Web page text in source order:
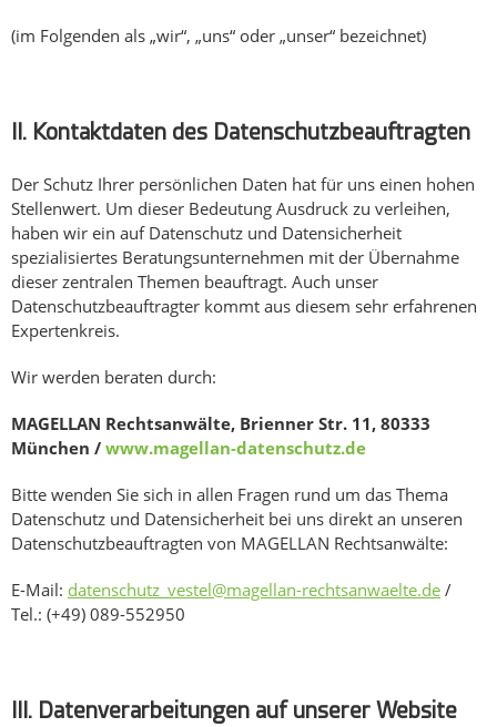
(im Folgenden als „wir“, „uns“ oder „unser“ bezeichnet)
II. Kontaktdaten des Datenschutzbeauftragten
Der Schutz Ihrer persönlichen Daten hat für uns einen hohen
Stellenwert. Um dieser Bedeutung Ausdruck zu verleihen,
haben wir ein auf Datenschutz und Datensicherheit
spezialisiertes Beratungsunternehmen mit der Übernahme
dieser zentralen Themen beauftragt. Auch unser
Datenschutzbeauftragter kommt aus diesem sehr erfahrenen
Expertenkreis.
Wir werden beraten durch:
MAGELLAN Rechtsanwälte, Brienner Str. 11, 80333
München / www.magellan-datenschutz.de
Bitte wenden Sie sich in allen Fragen rund um das Thema
Datenschutz und Datensicherheit bei uns direkt an unseren
Datenschutzbeauftragten von MAGELLAN Rechtsanwälte:
E-Mail: datenschutz_vestel@magellan-rechtsanwaelte.de /
Tel.: (+49) 089-552950
III. Datenverarbeitungen auf unserer Website